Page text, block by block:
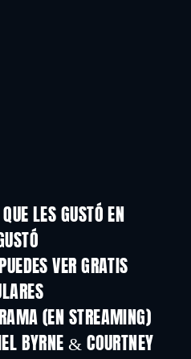
LES GUSTÓ EN
VER GRATIS
TV
(EN STREAMING)
Temporada 2
BYRNE & COURTNEY